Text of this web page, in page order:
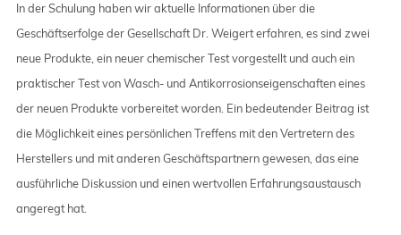
In der Schulung haben wir aktuelle Informationen über die
Geschäftserfolge der Gesellschaft Dr. Weigert erfahren, es sind zwei
neue Produkte, ein neuer chemischer Test vorgestellt und auch ein
praktischer Test von Wasch- und Antikorrosionseigenschaften eines
der neuen Produkte vorbereitet worden. Ein bedeutender Beitrag ist
die Möglichkeit eines persönlichen Treffens mit den Vertretern des
Herstellers und mit anderen Geschäftspartnern gewesen, das eine
ausführliche Diskussion und einen wertvollen Erfahrungsaustausch
angeregt hat.